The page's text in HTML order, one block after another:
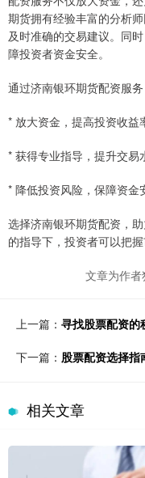
期货拥有经验丰富的分析
及时准确的交易建议。同
障投资者资金安全。
通过济南银环期货配资服务
* 放大资金，提高投资收益
* 获得专业指导，提升交易
* 降低投资风险，保障资金
选择济南银环期货配资，
的指导下，投资者可以把
文章为作
上一篇： 寻找股票配资的
下一篇： 股票配资选择指
相关文章